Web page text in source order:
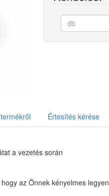
Értesítés kérése
a vezetés során
az Önnek kényelmes legyen